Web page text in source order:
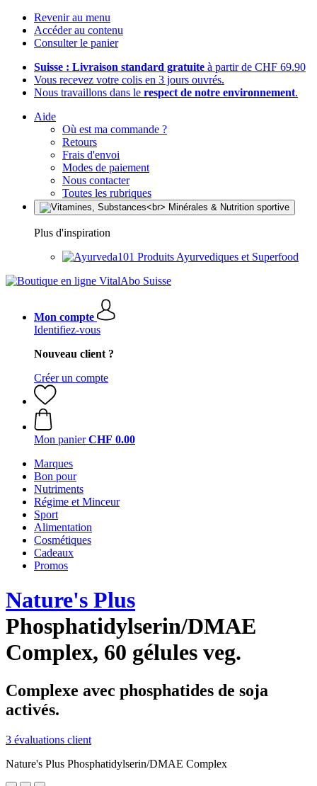
Revenir au menu
Accéder au contenu
Consulter le panier
Suisse : Livraison standard gratuite à partir de CHF 69.90
Vous recevez votre colis en 3 jours ouvrés.
Nous travaillons dans le respect de notre environnement.
Aide
Où est ma commande ?
Retours
Frais d'envoi
Modes de paiement
Nous contacter
Toutes les rubriques
Plus d'inspiration
Produits Ayurvediques et Superfood
Mon compte
Identifiez-vous
Nouveau client ?
Créer un compte
Mon panier CHF 0.00
Marques
Bon pour
Nutriments
Régime et Minceur
Sport
Alimentation
Cosmétiques
Cadeaux
Promos
Nature's Plus
Phosphatidylserin/DMAE
Complex, 60 gélules veg.
Complexe avec phosphatides de soja
activés.
3 évaluations client
Nature's Plus Phosphatidylserin/DMAE Complex